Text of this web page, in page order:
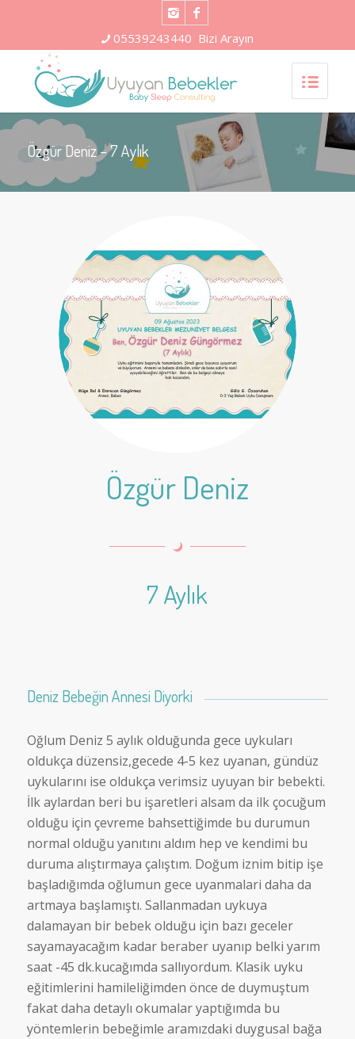
05539243440 Bizi Arayın
Özgür Deniz – 7 Aylık
Özgür Deniz
7 Aylık
Deniz Bebeğin Annesi Diyorki
Oğlum Deniz 5 aylık olduğunda gece uykuları
oldukça düzensiz,gecede 4-5 kez uyanan, gündüz
uykularını ise oldukça verimsiz uyuyan bir bebekti.
İlk aylardan beri bu işaretleri alsam da ilk çocuğum
olduğu için çevreme bahsettiğimde bu durumun
normal olduğu yanıtını aldım hep ve kendimi bu
duruma alıştırmaya çalıştım. Doğum iznim bitip işe
başladığımda oğlumun gece uyanmalari daha da
artmaya başlamıştı. Sallanmadan uykuya
dalamayan bir bebek olduğu için bazı geceler
sayamayacağım kadar beraber uyanıp belki yarım
saat -45 dk.kucağımda sallıyordum. Klasik uyku
eğitimlerini hamileliğimden önce de duymuştum
fakat daha detaylı okumalar yaptığımda bu
yöntemlerin bebeğimle aramızdaki duygusal bağa